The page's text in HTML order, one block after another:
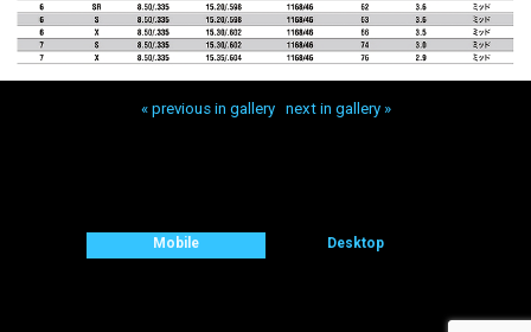
« previous in gallery next in gallery »
Mobile Desktop